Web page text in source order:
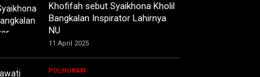
Khofifah sebut Syaikhona Kholil
Bangkalan Inspirator Lahirnya
NU
11 April 2025
POLHUKAM